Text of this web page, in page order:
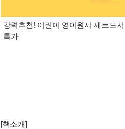
강력추천! 어린이 영어원서 세트도서
특가
[책소개]